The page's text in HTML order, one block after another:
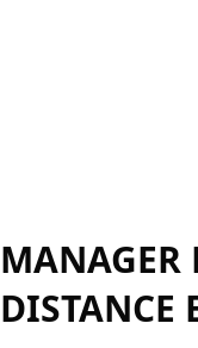
MANAGER
DISTANCE